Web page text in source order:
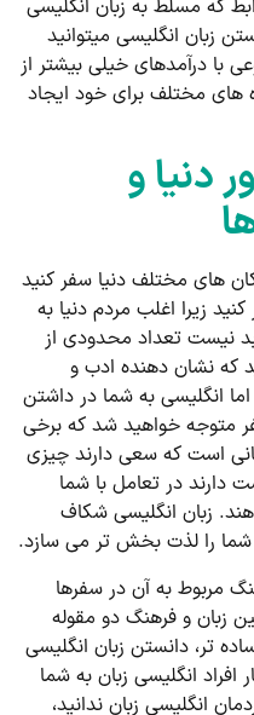
که مسلط به زبان انگلیسی
زبان انگلیسی می­توانید
با درآمدهای خیلی بیشتر از
مختلف برای خود ایجاد
دنیا و
های مختلف دنیا سفر کنید
کنید زیرا اغلب مردم دنیا به
نیست تعداد محدودی از
که نشان ­دهنده ادب و
انگلیسی به شما در داشتن
متوجه خواهید شد که برخی
است که سعی دارند چیزی
دارند در تعامل با شما
زبان انگلیسی شکاف
شما را لذت بخش تر می­ سازد.
مربوط به آن در سفرها
زبان و فرهنگ دو مقوله
­تر، دانستن زبان انگلیسی
افراد انگلیسی زبان به شما
انگلیسی زبان ندانید،